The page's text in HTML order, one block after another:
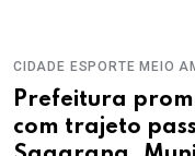
CIDADE ESPORTE MEIO
Prefeitura
com trajeto